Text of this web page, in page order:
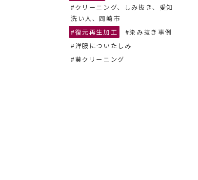
#クリーニング、しみ抜き、愛知
洗い人、岡崎市
#復元再生加工
#染み抜き事例
#洋服についたしみ
#葵クリーニング